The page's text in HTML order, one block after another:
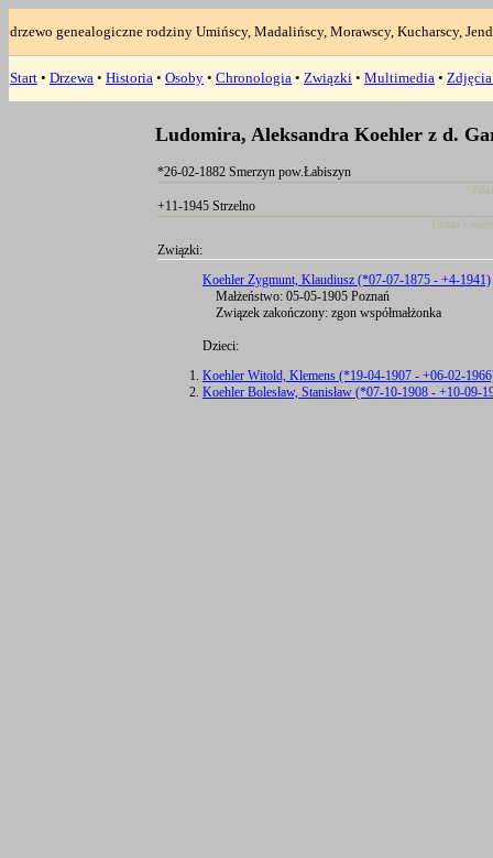
drzewo genealogiczne rodziny Umińscy, Madalińscy, Morawscy, Kucharscy,
Start • Drzewa • Historia • Osoby • Chronologia • Związki • Multimedia •
Ludomira, Aleksandra Koehler z d.
*26-02-1882 Smerzyn pow.Łabiszyn
+11-1945 Strzelno
(data i
Związki:
Koehler Zygmunt, Klaudiusz (*07-07-1875 - +4-1941)
Małżeństwo: 05-05-1905 Poznań
Związek zakończony: zgon współmałżonka
Dzieci:
Koehler Witold, Klemens (*19-04-1907 - +06-02-
Koehler Bolesław, Stanisław (*07-10-1908 - +10-09-